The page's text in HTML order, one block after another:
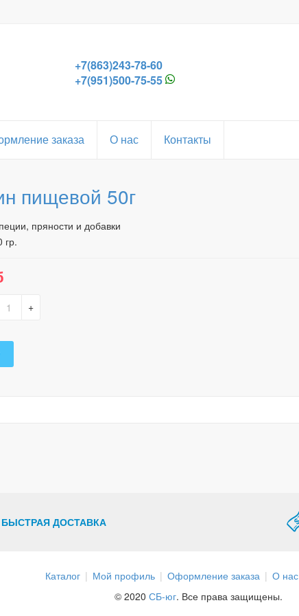
+7(863)243-78-60
+7(951)500-75-55
заказа О нас Контакты
пищевой 50г
пряности и добавки
гр.
+
БЫСТРАЯ ДОСТАВКА
Каталог Мой профиль Оформление заказа О нас
© 2020 СБ-юг. Все права защищены.